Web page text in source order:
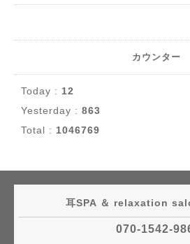
カウンター
Today : 12
Yesterday : 863
Total : 1046769
耳SPA ＆ relaxation
070-1542-